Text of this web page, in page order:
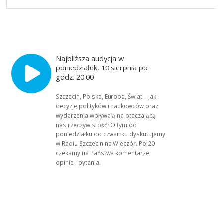
Najbliższa audycja w
poniedziałek, 10 sierpnia po
godz. 20:00
Szczecin, Polska, Europa, Świat – jak
decyzje polityków i naukowców oraz
wydarzenia wpływają na otaczającą
nas rzeczywistość? O tym od
poniedziałku do czwartku dyskutujemy
w Radiu Szczecin na Wieczór. Po 20
czekamy na Państwa komentarze,
opinie i pytania.